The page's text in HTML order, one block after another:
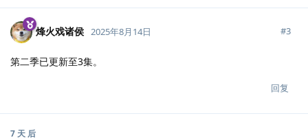
烽火戏诸侯 2025年8月14日 #3
第二季已更新至3集。
回复
7 天 后